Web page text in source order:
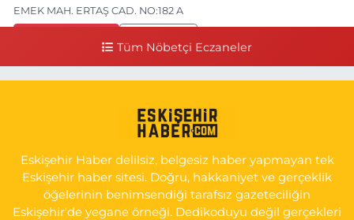
EMEK MAH. ERTAŞ CAD. NO:182 A
YAN SOKAĞI POLİKLİNİK KAPISI TAM KARŞISI I
Yol Tarifi Al
Tüm Nöbetçi Eczaneler
Eskişehir Haber delilsiz, belgesiz haber yapmayan tek
Eskişehir haber sitesi. Doğru, hakkaniyet ve gerçeklik
öğelerinin benimsendiği tarafsız gazeteciliğin
Eskişehir'de yegane örneği. Dedikoduyu değil gerçekleri